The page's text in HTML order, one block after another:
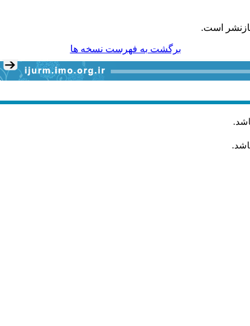
است.
برگشت به فهرست نسخه ها
.